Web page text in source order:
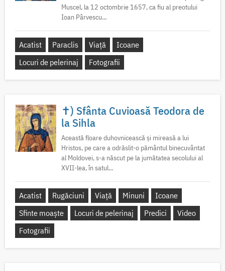
Muscel, la 12 octombrie 1657, ca fiu al preotului
Ioan Pârvescu...
Acatist Paraclis Viață
Icoane
Locuri de pelerinaj
Fotografii
✝) Sfânta Cuvioasă Teodora de
la Sihla
Această floare duhovnicească și mireasă a lui
Hristos, pe care a odrăslit-o pământul binecuvântat
al Moldovei, s-a născut pe la jumătatea secolului al
XVII-lea, în satul...
Acatist Rugăciuni Viață Minuni
Icoane
Sfinte moaște
Locuri de pelerinaj Predici
Video
Fotografii